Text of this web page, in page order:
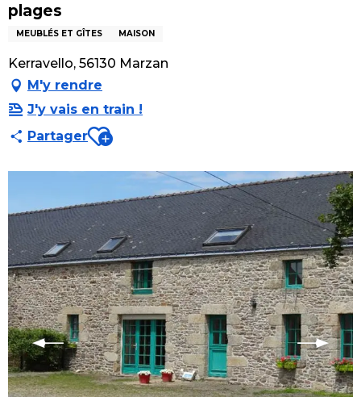
plages
MEUBLÉS ET GÎTES MAISON
Kerravello, 56130 Marzan
M'y rendre
J'y vais en train !
PartagerAjouter aux favoris